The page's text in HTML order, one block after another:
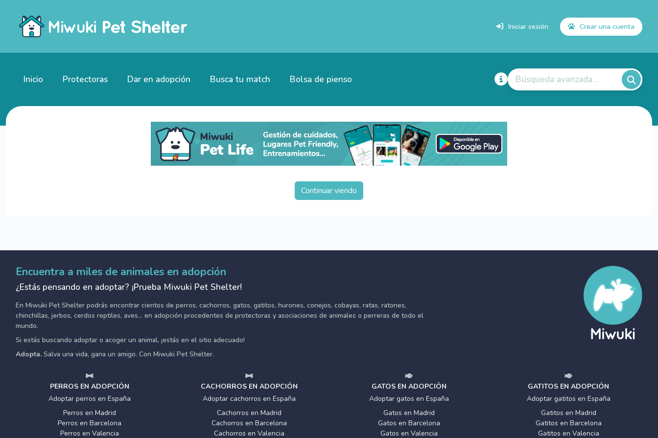
Iniciar sesión Crear una cuenta
Inicio Protectoras Dar en adopción Busca tu match Bolsa de pienso Búsqueda avanzada...
Continuar viendo
Encuentra a miles de animales en adopción
¿Estás pensando en adoptar? ¡Prueba Miwuki Pet Shelter!
En Miwuki Pet Shelter podrás encontrar cientos de perros, cachorros, gatos, gatitos, hurones, conejos, cobayas, ratas, ratones,
chinchillas, jerbos, cerdos reptiles, aves... en adopción procedentes de protectoras y asociaciones de animales o perreras de todo el
mundo.
Si estás buscando adoptar o acoger un animal, ¡estás en el sitio adecuado!
Adopta. Salva una vida, gana un amigo. Con Miwuki Pet Shelter.
PERROS EN ADOPCIÓN
Adoptar perros en España
Perros en Madrid
Perros en Barcelona
Perros en Valencia
CACHORROS EN ADOPCIÓN
Adoptar cachorros en España
Cachorros en Madrid
Cachorros en Barcelona
Cachorros en Valencia
GATOS EN ADOPCIÓN
Adoptar gatos en España
Gatos en Madrid
Gatos en Barcelona
Gatos en Valencia
GATITOS EN ADOPCIÓN
Adoptar gatitos en España
Gatitos en Madrid
Gatitos en Barcelona
Gatitos en Valencia